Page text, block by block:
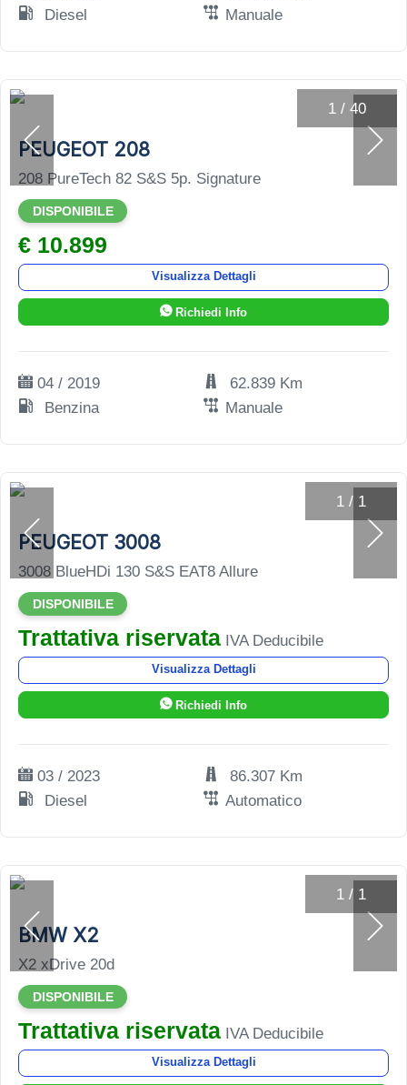
Diesel
Manuale
1 / 40
PEUGEOT 208
208 PureTech 82 S&S 5p. Signature
DISPONIBILE
€ 10.899
Visualizza Dettagli
Richiedi Info
04 / 2019
62.839 Km
Benzina
Manuale
1 / 1
PEUGEOT 3008
3008 BlueHDi 130 S&S EAT8 Allure
DISPONIBILE
Trattativa riservata IVA Deducibile
Visualizza Dettagli
Richiedi Info
03 / 2023
86.307 Km
Diesel
Automatico
1 / 1
BMW X2
X2 xDrive 20d
DISPONIBILE
Trattativa riservata IVA Deducibile
Visualizza Dettagli